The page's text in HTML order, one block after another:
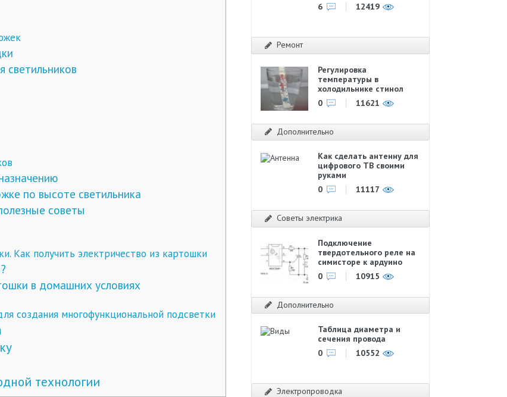
светильников
по высоте светильника
советы
Как получить электричество из картошки
в домашних условиях
создания многофункциональной подсветки
технологии
6
12419
Ремонт
Регулировка
температуры в
холодильнике стинол
0
11621
Дополнительно
Как сделать антенну для
цифрового ТВ своими
руками
0
11117
Советы электрика
Подключение
твердотельного реле на
симисторе к ардуино
0
10915
Дополнительно
Таблица диаметра и
сечения провода
0
10552
Электропроводка